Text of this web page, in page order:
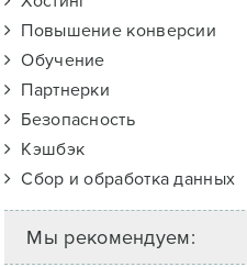
Повышение конверсии
Обучение
Партнерки
Безопасность
Кэшбэк
Сбор и обработка данных
Мы рекомендуем: